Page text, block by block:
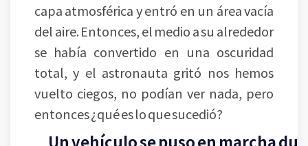
capa atmosférica y entró en un área vacía
del aire. Entonces, el medio a su alrededor
se había convertido en una oscuridad
total, y el astronauta gritó nos hemos
vuelto ciegos, no podían ver nada, pero
entonces ¿qué es lo que sucedió?
Un vehículo se puso en marcha